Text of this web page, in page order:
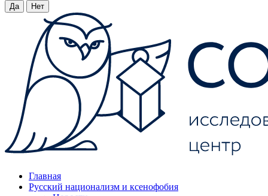
Да Нет
Главная
Русский национализм и ксенофобия